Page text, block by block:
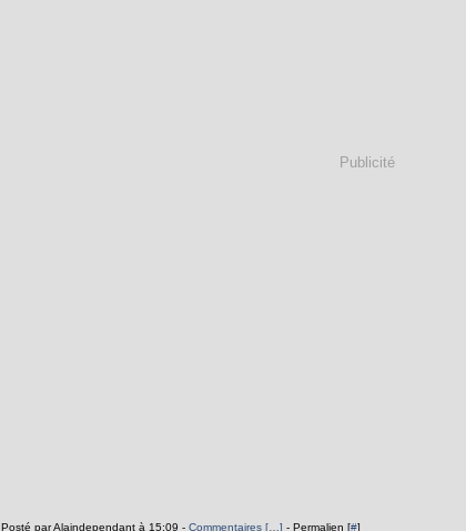
Publicité
Posté par Alaindependant à 15:09 - Commentaires [ ] - Permalien [#]